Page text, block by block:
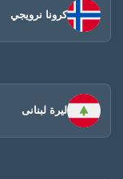
كرونا نرويجي
ليرة لبنانى